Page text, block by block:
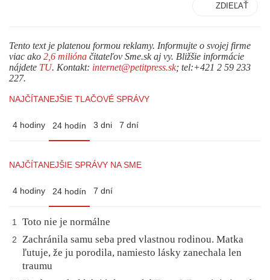
ZDIEĽAŤ
Tento text je platenou formou reklamy. Informujte o svojej firme
viac ako 2,6 milióna čitateľov Sme.sk aj vy. Bližšie informácie
nájdete TU. Kontakt: internet@petitpress.sk; tel:+421 2 59 233
227.
NAJČÍTANEJŠIE TLAČOVÉ SPRÁVY
4 hodiny 24 hodín 3 dni 7 dní
NAJČÍTANEJŠIE SPRÁVY NA SME
4 hodiny 24 hodín 7 dní
1 Toto nie je normálne
2
Zachránila samu seba pred vlastnou rodinou. Matka
ľutuje, že ju porodila, namiesto lásky zanechala len
traumu